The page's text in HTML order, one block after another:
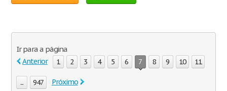
Ir para a página
Anterior 1 2 3 4 5 6 7 8 9 10 11
... 947 Próximo